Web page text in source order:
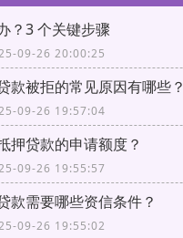
？3 个关键步骤
09-26 20:00:25
款被拒的常见原因有哪些？
09-26 19:57:04
押贷款的申请额度？
09-26 19:55:57
款需要哪些资信条件？
09-26 19:55:02